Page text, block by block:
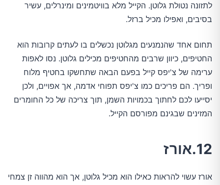
לתזונה נטולת גלוטן. הקייל מלא בוויטמינים ומינרלים, עשיר
בסיבים, ואפילו מכיל ברזל.
תחום אחד שהנמנעים מגלוטן נכשלים בו לעתים קרובות הוא
החטיפים, כיוון שרבים מהחטיפים מכילים גלוטן. נסו לאפות
ערימה של צ'יפס קייל בפעם הבאה שתחשקו בחטיף מלוח
ופריך. הם פריכים כמו צ'יפס תפוחי אדמה, אך אפויים, ולכן
יסייעו לכם לחתוך בכמויות השמן, תוך צריכה של כל החומרים
המזינים שבגינם מפורסם הקייל.
12.אורז
אורז עשוי להראות כאילו הוא מכיל גלוטן, אך הוא מהווה זן צמחי